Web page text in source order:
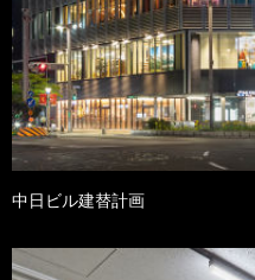
中日ビル建替計画